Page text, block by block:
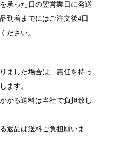
承った日の翌営業日に発送
到着までにはご注文後4日
ださい。
ました場合は、責任を持っ
ます。
かる送料は当社で負担致し
返品は送料ご負担願いま